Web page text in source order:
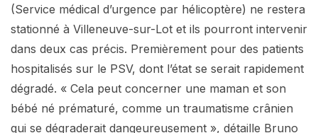
(Service médical d’urgence par hélicoptère) ne restera
stationné à Villeneuve-sur-Lot et ils pourront intervenir
dans deux cas précis. Premièrement pour des patients
hospitalisés sur le PSV, dont l’état se serait rapidement
dégradé. « Cela peut concerner une maman et son
bébé né prématuré, comme un traumatisme crânien
qui se dégraderait dangeureusement », détaille Bruno